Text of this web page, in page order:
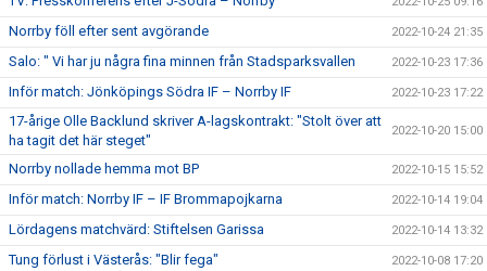
Norrby föll efter sent avgörande 2022-10-24 21:35
Salo: " Vi har ju några fina minnen från Stadsparksvallen 2022-10-23 17:36
Inför match: Jönköpings Södra IF – Norrby IF 2022-10-23 17:22
17-årige Olle Backlund skriver A-lagskontrakt: "Stolt över att
ha tagit det här steget"
2022-10-20 15:00
Norrby nollade hemma mot BP 2022-10-15 15:52
Inför match: Norrby IF – IF Brommapojkarna 2022-10-14 19:04
Lördagens matchvärd: Stiftelsen Garissa 2022-10-14 13:32
Tung förlust i Västerås: "Blir fega" 2022-10-08 17:20